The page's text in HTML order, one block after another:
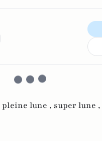
pleine lune , super lune ,